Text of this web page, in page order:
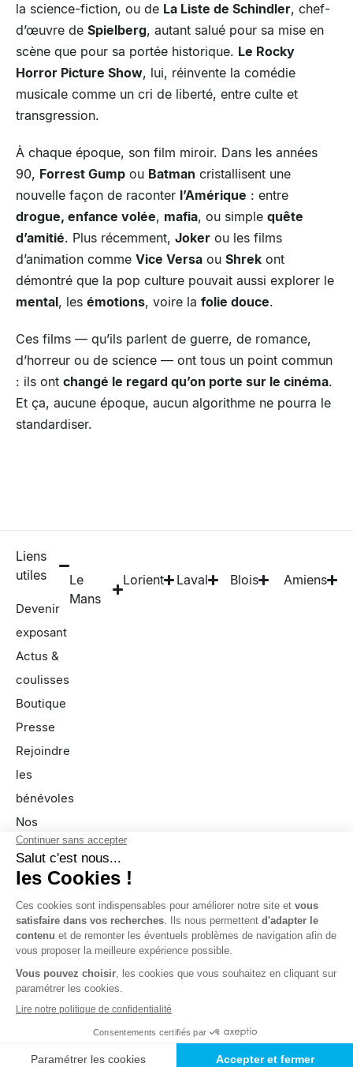
la science-fiction, ou de La Liste de Schindler, chef-
d’œuvre de Spielberg, autant salué pour sa mise en
scène que pour sa portée historique. Le Rocky
Horror Picture Show, lui, réinvente la comédie
musicale comme un cri de liberté, entre culte et
transgression.
À chaque époque, son film miroir. Dans les années
90, Forrest Gump ou Batman cristallisent une
nouvelle façon de raconter l’Amérique : entre
drogue, enfance volée, mafia, ou simple quête
d’amitié. Plus récemment, Joker ou les films
d’animation comme Vice Versa ou Shrek ont
démontré que la pop culture pouvait aussi explorer le
mental, les émotions, voire la folie douce.
Ces films — qu’ils parlent de guerre, de romance,
d’horreur ou de science — ont tous un point commun
: ils ont changé le regard qu’on porte sur le cinéma.
Et ça, aucune époque, aucun algorithme ne pourra le
standardiser.
Liens
utiles
Devenir
exposant
Actus &
coulisses
Boutique
Presse
Rejoindre
les
bénévoles
Nos
partenaires
FAQ
Nous
contacter
Le
Mans
Lorient Laval Blois Amiens
Mentions légales Politique de cookies
Politique de confidentialitéConditions générales de vente
© 2025 JCK Production & Événementiel